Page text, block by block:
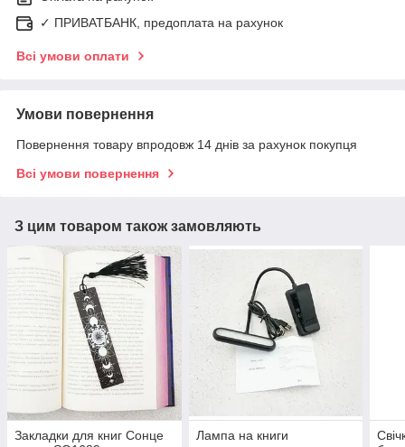
✓ ПРИВАТБАНК, предоплата на рахунок
Всі умови оплати
Умови повернення
Повернення товару впродовж 14 днів за рахунок покупця
Всі умови повернення
З цим товаром також замовляють
Закладки для книг Сонце
Лампа на книги